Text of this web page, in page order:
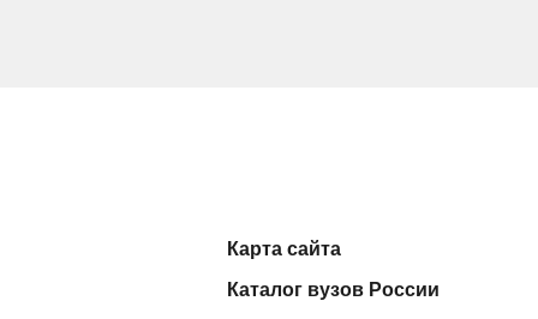
Карта сайта
Каталог вузов России